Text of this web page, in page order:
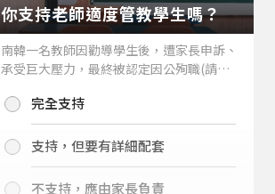
你支持老師適度管教學生嗎？
南韓一名教師因勸導學生後，遭家長申訴、
承受巨大壓力，最終被認定因公殉職(請見
你支持老師適度管教學生嗎？
完全支持
支持，但要有詳細配套
不支持，應由家長負責